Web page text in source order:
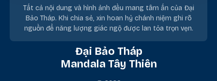
Tất cả nội dung và hình ảnh đều mang tâm ấn của Đại
Bảo Tháp. Khi chia sẻ, xin hoan hỷ chánh niệm ghi rõ
nguồn để năng lượng giác ngộ được lan tỏa trọn vẹn.
Đại Bảo Tháp
Mandala Tây Thiên